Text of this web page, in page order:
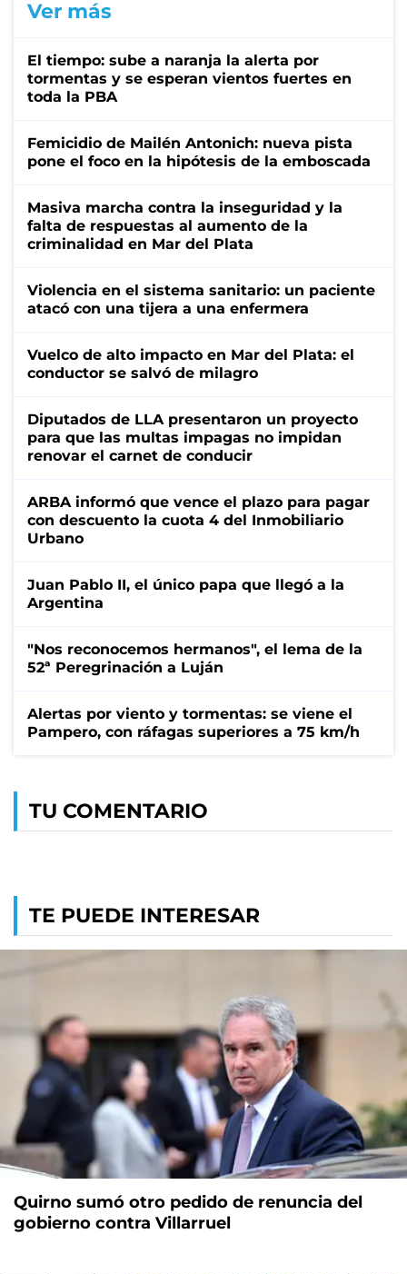
Ver más
El tiempo: sube a naranja la alerta por
tormentas y se esperan vientos fuertes en
toda la PBA
Femicidio de Mailén Antonich: nueva pista
pone el foco en la hipótesis de la emboscada
Masiva marcha contra la inseguridad y la
falta de respuestas al aumento de la
criminalidad en Mar del Plata
Violencia en el sistema sanitario: un paciente
atacó con una tijera a una enfermera
Vuelco de alto impacto en Mar del Plata: el
conductor se salvó de milagro
Diputados de LLA presentaron un proyecto
para que las multas impagas no impidan
renovar el carnet de conducir
ARBA informó que vence el plazo para pagar
con descuento la cuota 4 del Inmobiliario
Urbano
Juan Pablo II, el único papa que llegó a la
Argentina
"Nos reconocemos hermanos", el lema de la
52ª Peregrinación a Luján
Alertas por viento y tormentas: se viene el
Pampero, con ráfagas superiores a 75 km/h
TU COMENTARIO
TE PUEDE INTERESAR
Quirno sumó otro pedido de renuncia del
gobierno contra Villarruel